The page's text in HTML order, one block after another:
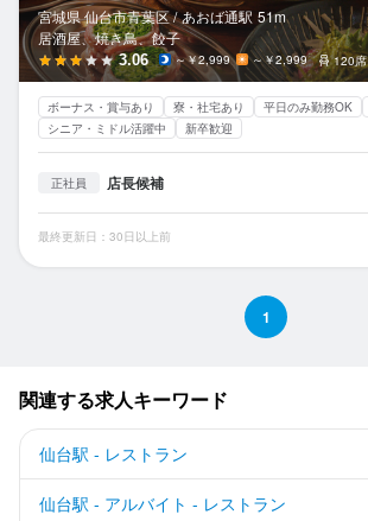
宮城県 仙台市青葉区 / あおば通駅 51m
居酒屋、焼き鳥、餃子
3.06 ～￥2,999 ～￥2,999 120席
ボーナス・賞与あり 寮・社宅あり 平日のみ勤務OK
シニア・ミドル活躍中
新卒歓迎
正社員 店長候補
最終更新日：30日以上前
1
関連する求人キーワード
仙台駅 - レストラン
仙台駅 - アルバイト - レストラン